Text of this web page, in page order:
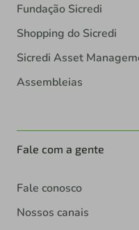
Fundação Sicredi
Shopping do Sicredi
Sicredi Asset
Assembleias
Fale com a gente
Fale conosco
Nossos canais